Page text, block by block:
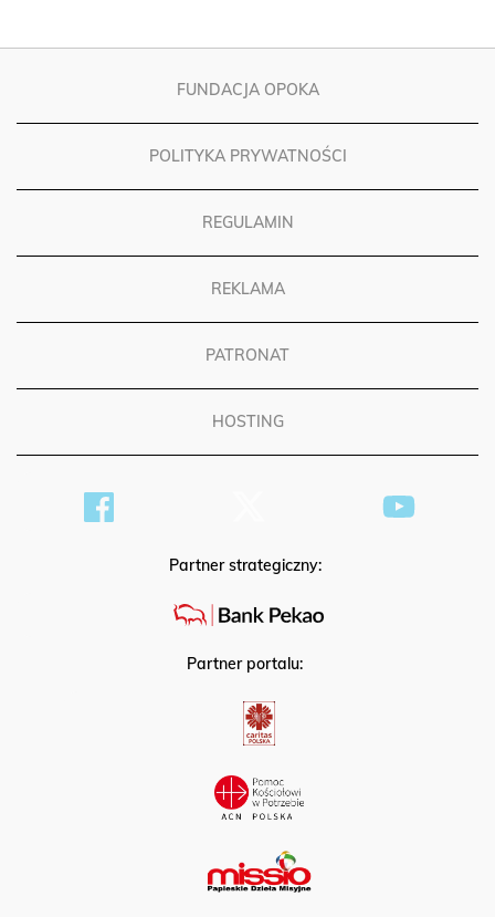
FUNDACJA OPOKA
POLITYKA PRYWATNOŚCI
REGULAMIN
REKLAMA
PATRONAT
HOSTING
Partner strategiczny:
Partner portalu: